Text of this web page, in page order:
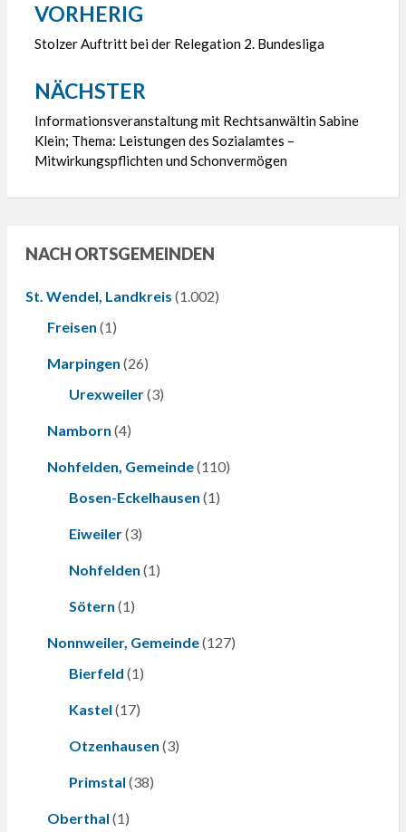
Beitragsnavigation
VORHERIG
Stolzer Auftritt bei der Relegation 2. Bundesliga
NÄCHSTER
Informationsveranstaltung mit Rechtsanwältin Sabine
Klein; Thema: Leistungen des Sozialamtes –
Mitwirkungspflichten und Schonvermögen
NACH ORTSGEMEINDEN
St. Wendel, Landkreis (1.002)
Freisen (1)
Marpingen (26)
Urexweiler(3)
Namborn (4)
Nohfelden, Gemeinde(110)
Bosen-Eckelhausen (1)
Eiweiler(3)
Nohfelden (1)
Sötern (1)
Nonnweiler, Gemeinde(127)
Bierfeld (1)
Kastel (17)
Otzenhausen (3)
Primstal (38)
Oberthal (1)